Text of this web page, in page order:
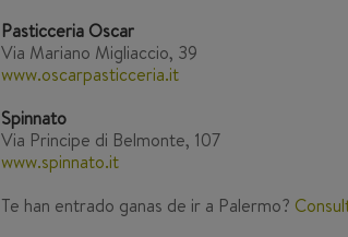
Pasticceria Oscar
Via Mariano Migliaccio, 39
www.oscarpasticceria.it
Spinnato
Via Principe di Belmonte, 107
www.spinnato.it
Te han entrado ganas de ir a Palermo?